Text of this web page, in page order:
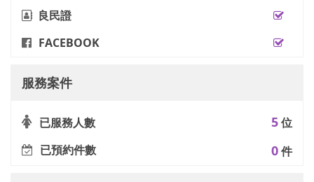
良民證
FACEBOOK
服務案件
已服務人數 5位
已預約件數
0件